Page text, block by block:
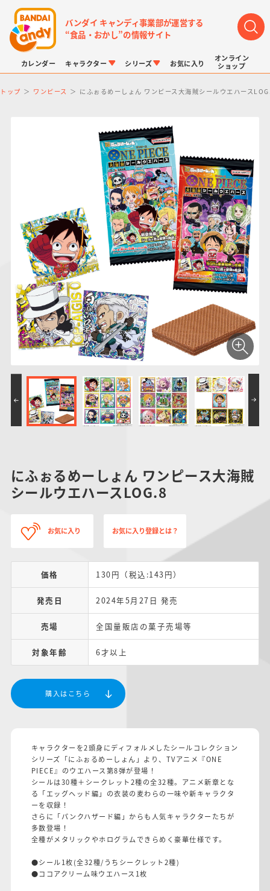
バンダイ キャンディ事業部が運営する
“食品・おかし”の情報サイト
カレンダー キャラクター
仮面ライダーシリー
ズ
PROJECT R.E.D.・
スーパー戦隊シリー
ズ
プリキュアシリーズ
ポケットモンスター
ドラゴンボール
アンパンマン
サンリオキャラクタ
ーズ
たまご
シリーズ
キャラパキ
つりグミ
チョコサプ
SMPシリーズ
ポケモンキッズ
ポケモンスケールワ
ールド
キャラデコ
お気に入り
オンライン
ショップ
トップ ワンピース にふぉるめーしょん ワンピース大海賊シールウエハース
にふぉるめーしょん ワンピース大海賊
シールウエハースLOG.8
お気に入り お気に入り登録とは？
価格 130円（税込:143円）
発売日 2024年5月27日 発売
売場 全国量販店の菓子売場等
対象年齢 6才以上
購入はこちら
キャラクターを2頭身にディフォルメしたシールコレクション
シリーズ「にふぉるめーしょん」より、TVアニメ『ONE
PIECE』のウエハース第8弾が登場！
シールは30種＋シークレット2種の全32種。アニメ新章とな
る「エッグヘッド編」の衣装の麦わらの一味や新キャラクタ
ーを収録！
さらに「パンクハザード編」からも人気キャラクターたちが
多数登場！
全種がメタリックやホログラムできらめく豪華仕様です。
●シール1枚(全32種/うちシークレット2種)
●ココアクリーム味ウエハース1枚